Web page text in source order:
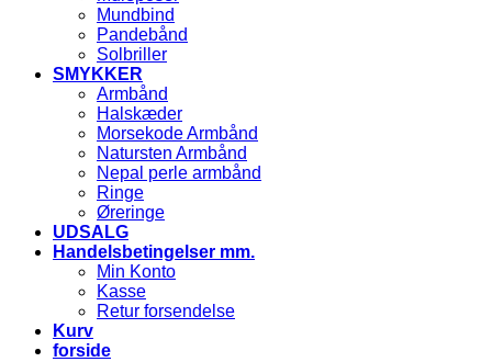
Mundbind
Pandebånd
Solbriller
SMYKKER
Armbånd
Halskæder
Morsekode Armbånd
Natursten Armbånd
Nepal perle armbånd
Ringe
Øreringe
UDSALG
Handelsbetingelser mm.
Min Konto
Kasse
Retur forsendelse
Kurv
forside